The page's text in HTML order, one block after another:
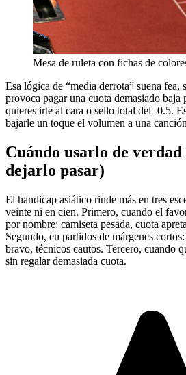
Mesa de ruleta con fichas de
Esa lógica de “media derrota” suena
provoca pagar una cuota demasiado
quieres irte al cara o sello total del -0.5.
bajarle un toque el volumen a una
Cuándo usarlo de verdad
dejarlo pasar)
El handicap asiático rinde más en tres
veinte ni en cien. Primero, cuando el
por nombre: camiseta pesada, cuota
Segundo, en partidos de márgenes
bravo, técnicos cautos. Tercero, cuando
sin regalar demasiada cuota.